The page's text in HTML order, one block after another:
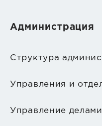
Администрация
Структура
Управления и
Управление